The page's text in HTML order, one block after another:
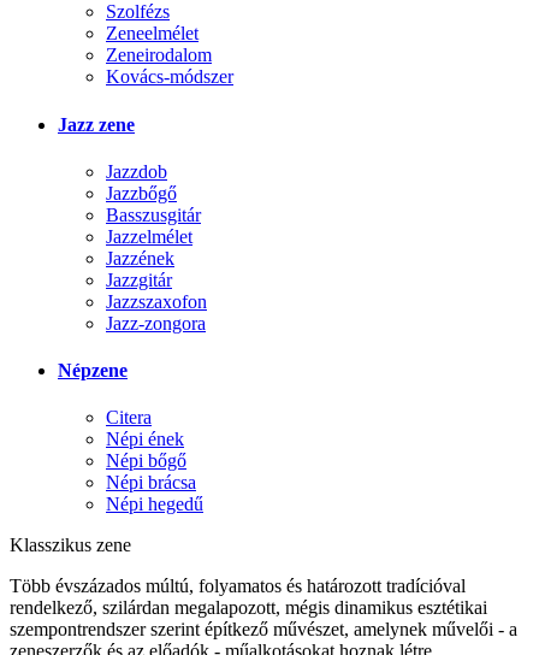
Szolfézs
Zeneelmélet
Zeneirodalom
Kovács-módszer
Jazz zene
Jazzdob
Jazzbőgő
Basszusgitár
Jazzelmélet
Jazzének
Jazzgitár
Jazzszaxofon
Jazz-zongora
Népzene
Citera
Népi ének
Népi bőgő
Népi brácsa
Népi hegedű
Klasszikus zene
Több évszázados múltú, folyamatos és határozott tradícióval
rendelkező, szilárdan megalapozott, mégis dinamikus esztétikai
szempontrendszer szerint építkező művészet, amelynek művelői - a